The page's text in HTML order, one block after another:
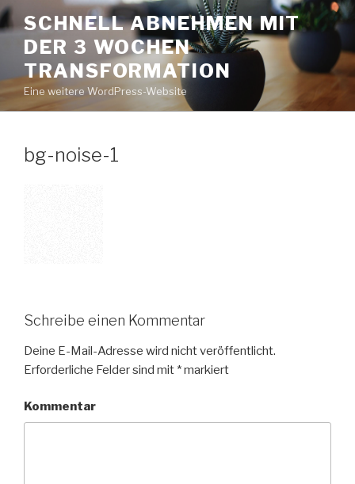
Zum
Inhalt
springen
SCHNELL ABNEHMEN MIT
DER 3 WOCHEN
TRANSFORMATION
Eine weitere WordPress-Website
bg-noise-1
Schreibe einen Kommentar
Deine E-Mail-Adresse wird nicht veröffentlicht.
Erforderliche Felder sind mit *markiert
Kommentar